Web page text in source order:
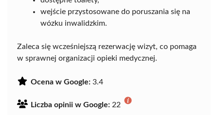
wejście przystosowane do poruszania się na
wózku inwalidzkim.
Zaleca się wcześniejszą rezerwację wizyt, co pomaga
w sprawnej organizacji opieki medycznej.
Ocena w Google: 3.4
Liczba opinii w Google: 22